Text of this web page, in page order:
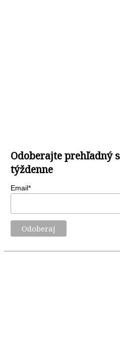
Odoberajte prehľadný
týždenne
Email*